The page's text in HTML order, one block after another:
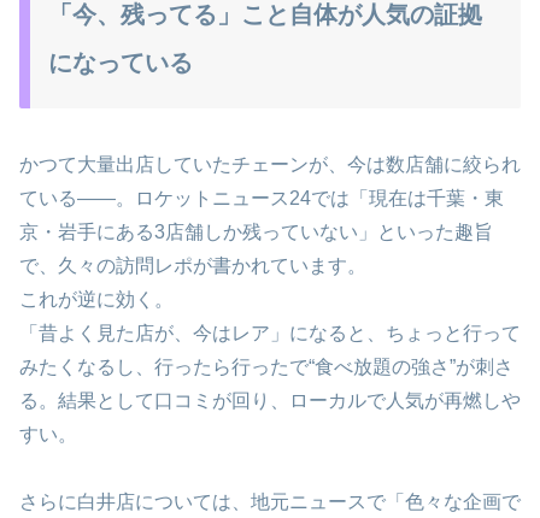
「今、残ってる」こと自体が人気の証拠
になっている
かつて大量出店していたチェーンが、今は数店舗に絞られ
ている——。ロケットニュース24では「現在は千葉・東
京・岩手にある3店舗しか残っていない」といった趣旨
で、久々の訪問レポが書かれています。
これが逆に効く。
「昔よく見た店が、今はレア」になると、ちょっと行って
みたくなるし、行ったら行ったで“食べ放題の強さ”が刺さ
る。結果として口コミが回り、ローカルで人気が再燃しや
すい。
さらに白井店については、地元ニュースで「色々な企画で